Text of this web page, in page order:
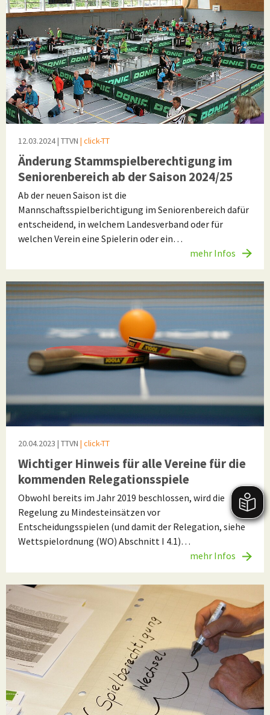
12.03.2024| TTVN | click-TT
Änderung Stammspielberechtigung im
Seniorenbereich ab der Saison 2024/25
Ab der neuen Saison ist die
Mannschaftsspielberichtigung im Seniorenbereich dafür
entscheidend, in welchem Landesverband oder für
welchen Verein eine Spielerin oder ein…
mehr Infos
20.04.2023 | TTVN | click-TT
Wichtiger Hinweis für alle Vereine für die
kommenden Relegationsspiele
Obwohl bereits im Jahr 2019 beschlossen, wird die
Regelung zu Mindesteinsätzen vor
Entscheidungsspielen (und damit der Relegation, siehe
Wettspielordnung (WO) Abschnitt I 4.1)…
mehr Infos